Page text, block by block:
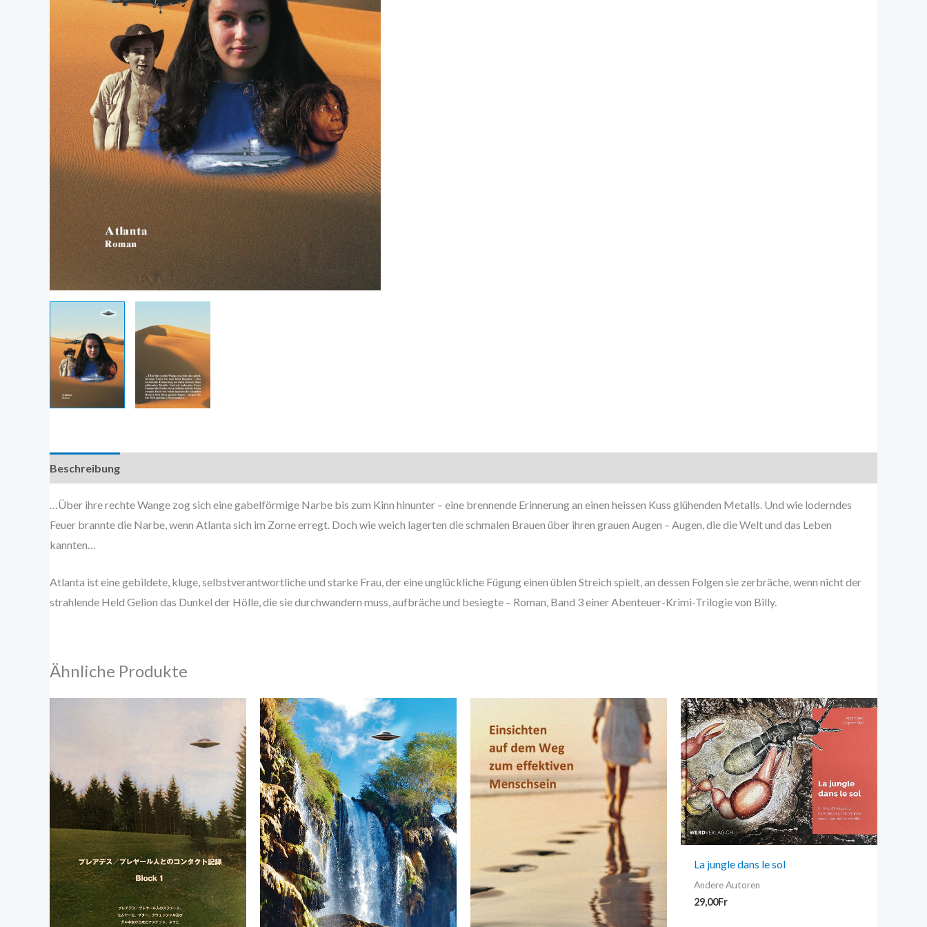
Beschreibung
…Über ihre rechte Wange zog sich eine gabelförmige Narbe bis zum Kinn hinunter – eine brennende Erinnerung an einen heissen Kuss glühenden Metalls. Und wie loderndes
Feuer brannte die Narbe, wenn Atlanta sich im Zorne erregt. Doch wie weich lagerten die schmalen Brauen über ihren grauen Augen – Augen, die die Welt und das Leben
kannten…
Atlanta ist eine gebildete, kluge, selbstverantwortliche und starke Frau, der eine unglückliche Fügung einen üblen Streich spielt, an dessen Folgen sie zerbräche, wenn nicht der
strahlende Held Gelion das Dunkel der Hölle, die sie durchwandern muss, aufbräche und besiegte – Roman, Band 3 einer Abenteuer-Krimi-Trilogie von Billy.
Ähnliche Produkte
La jungle dans le sol
Andere Autoren
29,00Fr